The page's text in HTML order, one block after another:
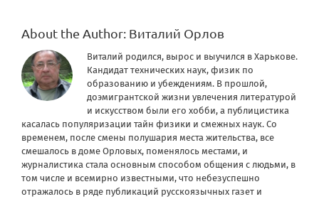
About the Author: Виталий Орлов
Виталий родился, вырос и выучился в Харькове.
Кандидат технических наук, физик по
образованию и убеждениям. В прошлой,
доэмигрантской жизни увлечения литературой
и искусством были его хобби, а публицистика
касалась популяризации тайн физики и смежных наук. Со
временем, после смены полушария места жительства, все
смешалось в доме Орловых, поменялось местами, и
журналистика стала основным способом общения с людьми, в
том числе и всемирно известными, что небезуспешно
отражалось в ряде публикаций русскоязычных газет и